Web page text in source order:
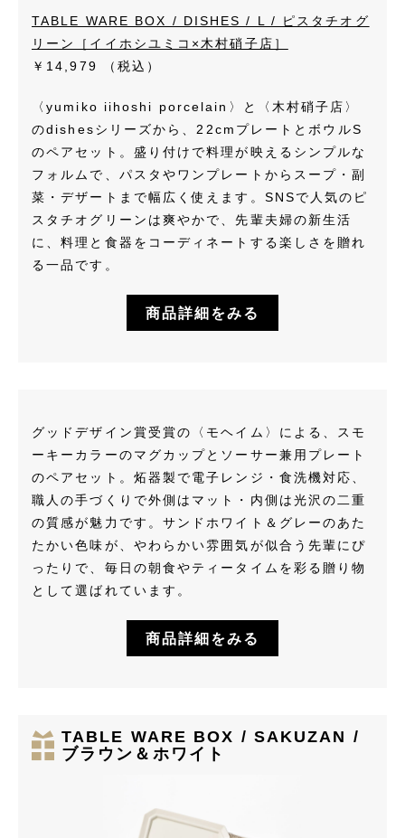
TABLE WARE BOX / DISHES / L / ピスタチオグ
リーン［イイホシユミコ×木村硝子店］
￥14,979
（税込）
〈yumiko iihoshi porcelain〉と〈木村硝子店〉
のdishesシリーズから、22cmプレートとボウルS
のペアセット。盛り付けで料理が映えるシンプルな
フォルムで、パスタやワンプレートからスープ・副
菜・デザートまで幅広く使えます。SNSで人気のピ
スタチオグリーンは爽やかで、先輩夫婦の新生活
に、料理と食器をコーディネートする楽しさを贈れ
る一品です。
商品詳細をみる
グッドデザイン賞受賞の〈モヘイム〉による、スモ
ーキーカラーのマグカップとソーサー兼用プレート
のペアセット。炻器製で電子レンジ・食洗機対応、
職人の手づくりで外側はマット・内側は光沢の二重
の質感が魅力です。サンドホワイト＆グレーのあた
たかい色味が、やわらかい雰囲気が似合う先輩にぴ
ったりで、毎日の朝食やティータイムを彩る贈り物
として選ばれています。
商品詳細をみる
TABLE WARE BOX / SAKUZAN /
ブラウン＆ホワイト